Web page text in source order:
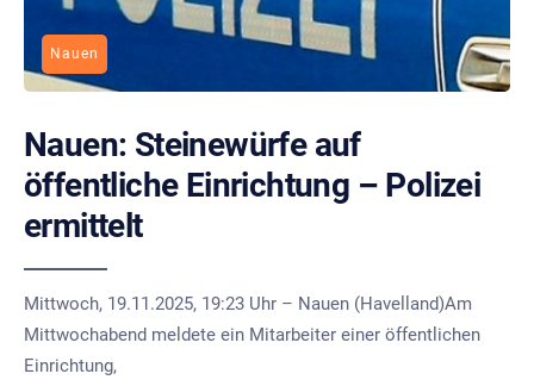
Nauen
Nauen: Steinewürfe auf
öffentliche Einrichtung – Polizei
ermittelt
Mittwoch, 19.11.2025, 19:23 Uhr – Nauen (Havelland)Am
Mittwochabend meldete ein Mitarbeiter einer öffentlichen
Einrichtung,